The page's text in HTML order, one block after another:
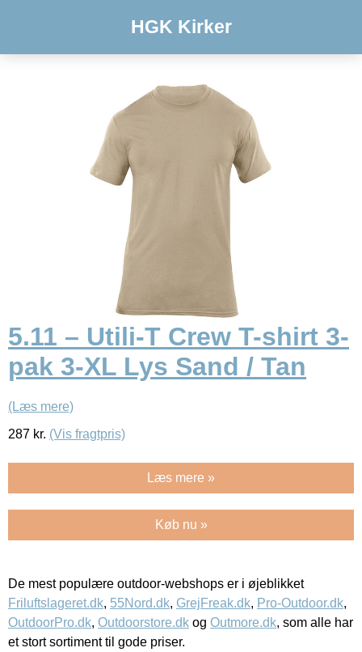
HGK Kirker
5.11 – Utili-T Crew T-shirt 3-
pak 3-XL Lys Sand / Tan
(Læs mere)
287 kr. (Vis fragtpris)
Læs mere »
Køb nu »
De mest populære outdoor-webshops er i øjeblikket
Friluftslageret.dk, 55Nord.dk, GrejFreak.dk, Pro-Outdoor.dk,
OutdoorPro.dk, Outdoorstore.dk og Outmore.dk, som alle har
et stort sortiment til gode priser.